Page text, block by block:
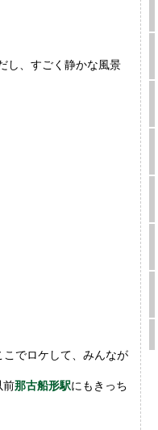
し、すごく静かな風景
でロケして、みんなが
前那古船形駅にもきっち